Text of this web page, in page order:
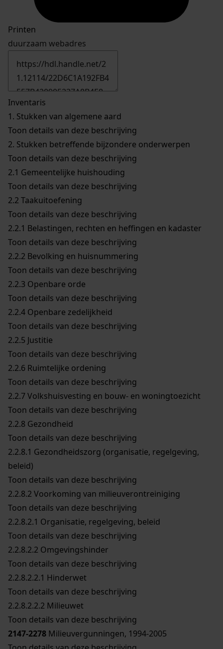
Printen
duurzaam webadres
Inventaris
1. Stukken van algemene aard
Toon details van deze beschrijving
2. Stukken betreffende bijzondere onderwerpen
Toon details van deze beschrijving
2.1 Gemeentelijke huishouding
Toon details van deze beschrijving
2.2 Taakuitoefening
Toon details van deze beschrijving
2.2.1 Belastingen, rechten en heffingen en kadaster
Toon details van deze beschrijving
2.2.2 Bevolking en huisnummering
Toon details van deze beschrijving
2.2.3 Openbare orde
Toon details van deze beschrijving
2.2.4 Openbare zedelijkheid
Toon details van deze beschrijving
2.2.5 Justitie
Toon details van deze beschrijving
2.2.6 Ruimtelijke ordening
Toon details van deze beschrijving
2.2.7Volkshuisvesting en bouw- en woningtoezicht
Toon details van deze beschrijving
2.2.8 Gezondheid
Toon details van deze beschrijving
2.2.8.1 Gezondheidszorg (organisatie, regelgeving,
beleid)
Toon details van deze beschrijving
2.2.8.2 Voorkoming van milieuverontreiniging
Toon details van deze beschrijving
2.2.8.2.1 Organisatie, regelgeving, beleid
Toon details van deze beschrijving
2.2.8.2.2 Omgevingshinder
Toon details van deze beschrijving
2.2.8.2.2.1 Hinderwet
Toon details van deze beschrijving
2.2.8.2.2.2 Milieuwet
Toon details van deze beschrijving
2147-2278 Milieuvergunningen, 1994-2005